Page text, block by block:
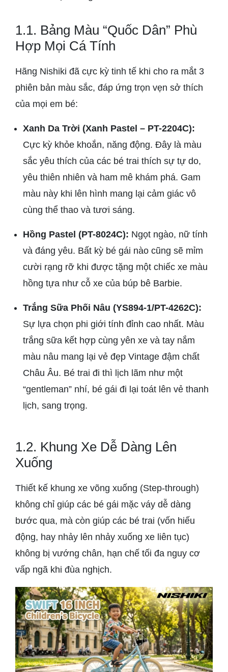
1.1. Bảng Màu “Quốc Dân” Phù
Hợp Mọi Cá Tính
Hãng Nishiki đã cực kỳ tinh tế khi cho ra mắt 3
phiên bản màu sắc, đáp ứng trọn vẹn sở thích
của mọi em bé:
Xanh Da Trời (Xanh Pastel – PT-2204C):
Cực kỳ khỏe khoắn, năng động. Đây là màu
sắc yêu thích của các bé trai thích sự tự do,
yêu thiên nhiên và ham mê khám phá. Gam
màu này khi lên hình mang lại cảm giác vô
cùng thể thao và tươi sáng.
Hồng Pastel (PT-8024C): Ngọt ngào, nữ tính
và đáng yêu. Bất kỳ bé gái nào cũng sẽ mỉm
cười rạng rỡ khi được tặng một chiếc xe màu
hồng tựa như cỗ xe của búp bê Barbie.
Trắng Sữa Phối Nâu (YS894-1/PT-4262C):
Sự lựa chọn phi giới tính đỉnh cao nhất. Màu
trắng sữa kết hợp cùng yên xe và tay nắm
màu nâu mang lại vẻ đẹp Vintage đậm chất
Châu Âu. Bé trai đi thì lịch lãm như một
“gentleman” nhí, bé gái đi lại toát lên vẻ thanh
lịch, sang trọng.
1.2. Khung Xe Dễ Dàng Lên
Xuống
Thiết kế khung xe võng xuống (Step-through)
không chỉ giúp các bé gái mặc váy dễ dàng
bước qua, mà còn giúp các bé trai (vốn hiếu
động, hay nhảy lên nhảy xuống xe liên tục)
không bị vướng chân, hạn chế tối đa nguy cơ
vấp ngã khi đùa nghịch.